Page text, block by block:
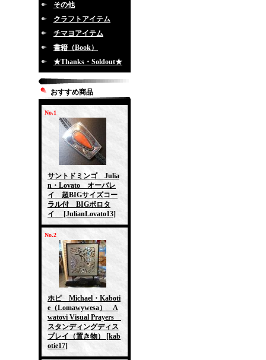
その他
クラフトアイテム
チマヨアイテム
書籍（Book）
★Thanks・Soldout★
おすすめ商品
No.1
サントドミンゴ Julia
n・Lovato オーバレ
イ 超BIGサイズコー
ラル付 BIGボロタ
イ
[JulianLovato13]
No.2
ホピ Michael・Kaboti
e（Lomawywesa） A
watovi Visual Prayers
スタンディングディス
プレイ（置き物）
[kab
otie17]